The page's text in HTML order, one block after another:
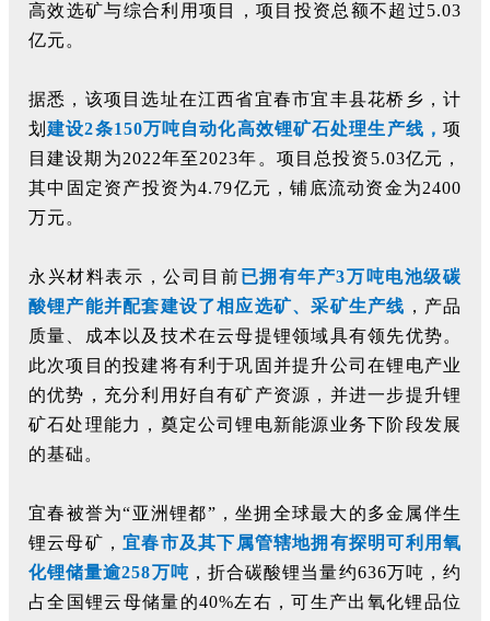
高效选矿与综合利用项目，项目投资总额不超过5.03
亿元。
据悉，该项目选址在江西省宜春市宜丰县花桥乡，计
划建设2条150万吨自动化高效锂矿石处理生产线，项
目建设期为2022年至2023年。项目总投资5.03亿元，
其中固定资产投资为4.79亿元，铺底流动资金为2400
万元。
永兴材料表示，公司目前已拥有年产3万吨电池级碳
酸锂产能并配套建设了相应选矿、采矿生产线 ，产品
质量、成本以及技术在云母提锂领域具有领先优势。
此次项目的投建将有利于巩固并提升公司在锂电产业
的优势，充分利用好自有矿产资源，并进一步提升锂
矿石处理能力，奠定公司锂电新能源业务下阶段发展
的基础。
宜春被誉为“亚洲锂都”，坐拥全球最大的多金属伴生
锂云母矿，宜春市及其下属管辖地拥有探明可利用氧
化锂储量逾258万吨 ，折合碳酸锂当量约636万吨，约
占全国锂云母储量的40%左右，可生产出氧化锂品位